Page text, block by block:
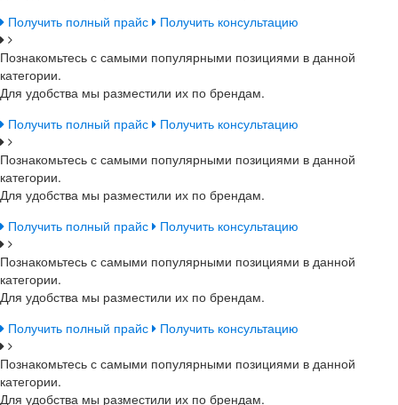
Получить полный прайс
Получить консультацию
Познакомьтесь с самыми популярными позициями в данной
категории.
Для удобства мы разместили их по брендам.
Получить полный прайс
Получить консультацию
Познакомьтесь с самыми популярными позициями в данной
категории.
Для удобства мы разместили их по брендам.
Получить полный прайс
Получить консультацию
Познакомьтесь с самыми популярными позициями в данной
категории.
Для удобства мы разместили их по брендам.
Получить полный прайс
Получить консультацию
Познакомьтесь с самыми популярными позициями в данной
категории.
Для удобства мы разместили их по брендам.